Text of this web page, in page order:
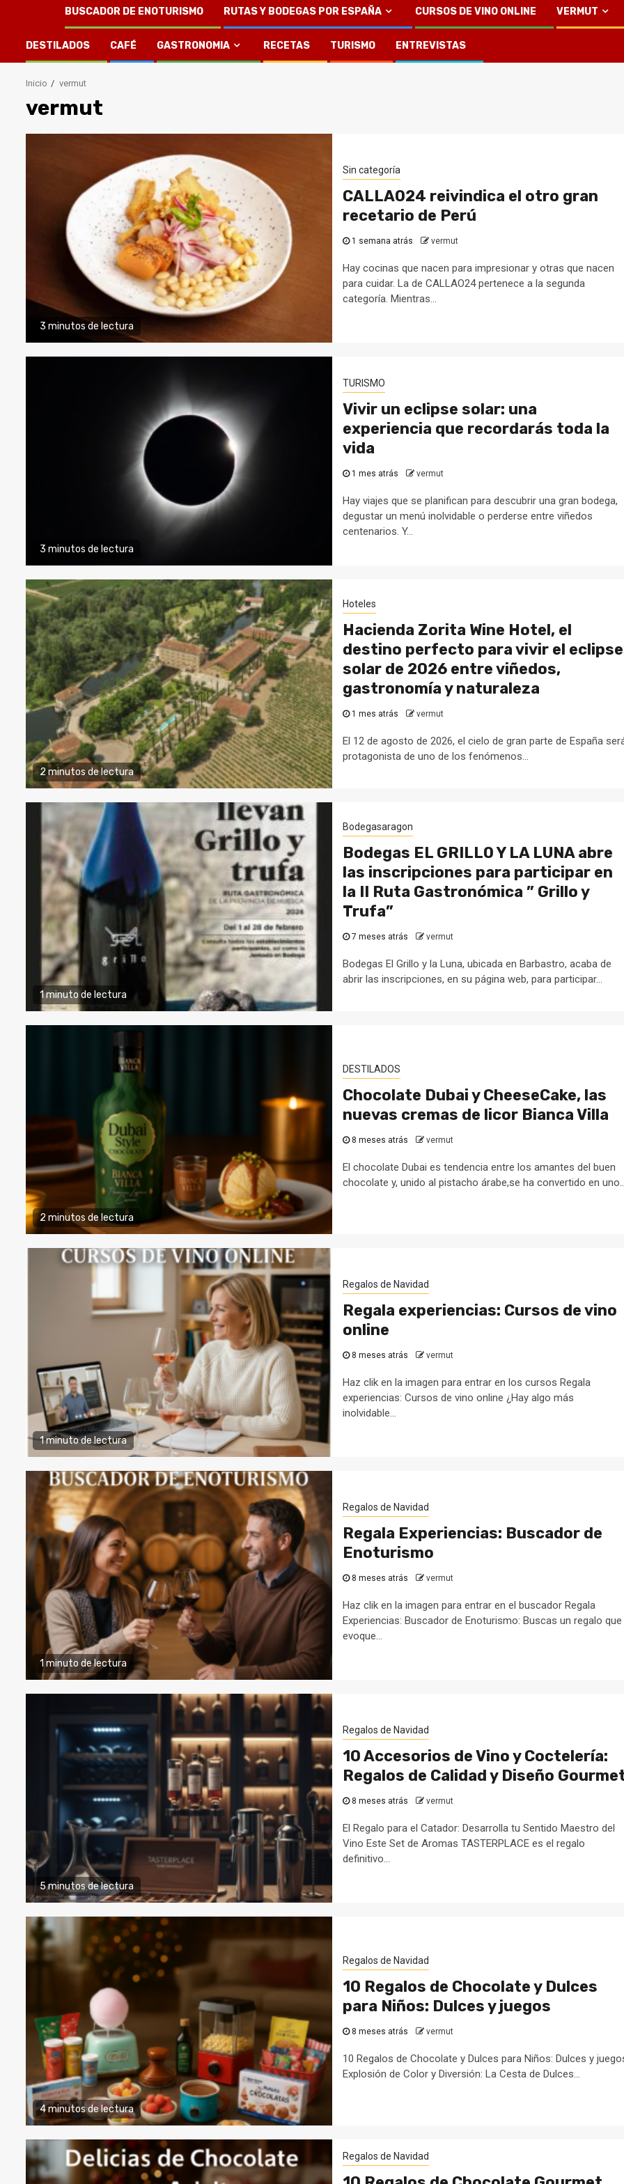
BUSCADOR DE ENOTURISMO RUTAS Y BODEGAS POR ESPAÑA CURSOS DE VINO ONLINE VERMUT
DESTILADOS CAFÉ GASTRONOMIA RECETAS TURISMO ENTREVISTAS
Inicio vermut
vermut
3 minutos de lectura
Sin categoría
CALLAO24 reivindica el otro gran
recetario de Perú
1 semana atrás vermut
Hay cocinas que nacen para impresionar y otras que nacen
para cuidar. La de CALLAO24 pertenece a la segunda
categoría. Mientras...
3 minutos de lectura
TURISMO
Vivir un eclipse solar: una
experiencia que recordarás toda la
vida
1 mes atrás vermut
Hay viajes que se planifican para descubrir una gran bodega,
degustar un menú inolvidable o perderse entre viñedos
centenarios. Y...
2 minutos de lectura
Hoteles
Hacienda Zorita Wine Hotel, el
destino perfecto para vivir el eclipse
solar de 2026 entre viñedos,
gastronomía y naturaleza
1 mes atrás vermut
El 12 de agosto de 2026, el cielo de gran parte de España
protagonista de uno de los fenómenos...
1 minuto de lectura
Bodegasaragon
Bodegas EL GRILLO Y LA LUNA abre
las inscripciones para participar en
la II Ruta Gastronómica ” Grillo y
Trufa”
7 meses atrás vermut
Bodegas El Grillo y la Luna, ubicada en Barbastro, acaba de
abrir las inscripciones, en su página web, para participar...
2 minutos de lectura
DESTILADOS
Chocolate Dubai y CheeseCake, las
nuevas cremas de licor Bianca Villa
8 meses atrás vermut
El chocolate Dubai es tendencia entre los amantes del buen
chocolate y, unido al pistacho árabe,se ha convertido en
1 minuto de lectura
Regalos de Navidad
Regala experiencias: Cursos de vino
online
8 meses atrás vermut
Haz clik en la imagen para entrar en los cursos Regala
experiencias: Cursos de vino online ¿Hay algo más
inolvidable...
1 minuto de lectura
Regalos de Navidad
Regala Experiencias: Buscador de
Enoturismo
8 meses atrás vermut
Haz clik en la imagen para entrar en el buscador Regala
Experiencias: Buscador de Enoturismo: Buscas un regalo que
evoque...
5 minutos de lectura
Regalos de Navidad
10 Accesorios de Vino y Coctelería:
Regalos de Calidad y Diseño
8 meses atrás vermut
El Regalo para el Catador: Desarrolla tu Sentido Maestro del
Vino Este Set de Aromas TASTERPLACE es el regalo
definitivo...
4 minutos de lectura
Regalos de Navidad
10 Regalos de Chocolate y Dulces
para Niños: Dulces y juegos
8 meses atrás vermut
10 Regalos de Chocolate y Dulces para Niños: Dulces y
Explosión de Color y Diversión: La Cesta de Dulces...
Regalos de Navidad